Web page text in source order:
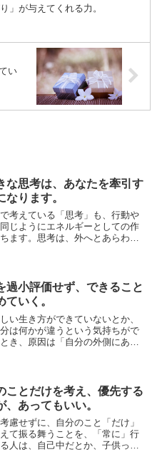
り」が与えてくれる力。
い
な思考は、あなたを牽引す
なります。
考えている「思考」も、行動や
じようにエネルギーとしての作
ます。思考は、外へとあらわれ
過小評価せず、できること
ていく。
い生き方ができていないとか、
は何かが違うという気持ちがで
き、原因は「自分の外側にある
ことだけを考え、優先する
、あってもいい。
慮せずに、自分のこと「だけ」
て振る舞うことを、「常に」行
人は、自己中だとか、子供っぽ